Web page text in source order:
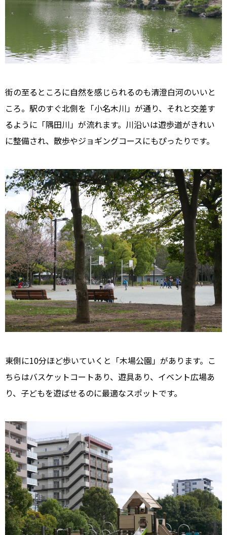
街の至るところに自然を感じられるのも清澄白河のいいと
ころ。駅のすぐ北側を「小名木川」が通り、それと交差す
るように「隅田川」が流れます。川沿いは遊歩道がきれい
に整備され、散歩やジョギングコースにもぴったりです。
東側に10分ほど歩いていくと「木場公園」があります。こ
ちらはバスケットコートあり、遊具あり、イベント広場あ
り、子どもを遊ばせるのに最適なスポットです。